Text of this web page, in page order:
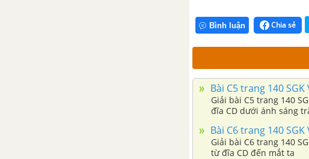
Bình luận Chia sẻ
Bài C5 trang 140 SGK
Giải bài C5 trang 140
đĩa CD dưới ánh sáng
Bài C6 trang 140 SGK
Giải bài C6 trang 140
từ đĩa CD đến mắt ta